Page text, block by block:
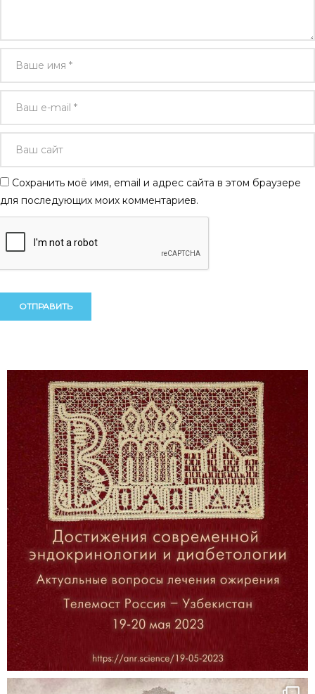
Сохранить моё имя, email и адрес сайта в этом браузере
для последующих моих комментариев.